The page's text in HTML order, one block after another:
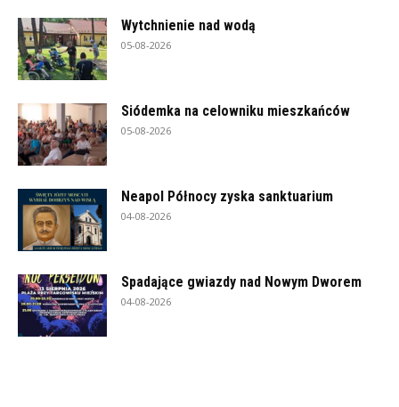
Wytchnienie nad wodą
05-08-2026
Siódemka na celowniku mieszkańców
05-08-2026
Neapol Północy zyska sanktuarium
04-08-2026
Spadające gwiazdy nad Nowym Dworem
04-08-2026